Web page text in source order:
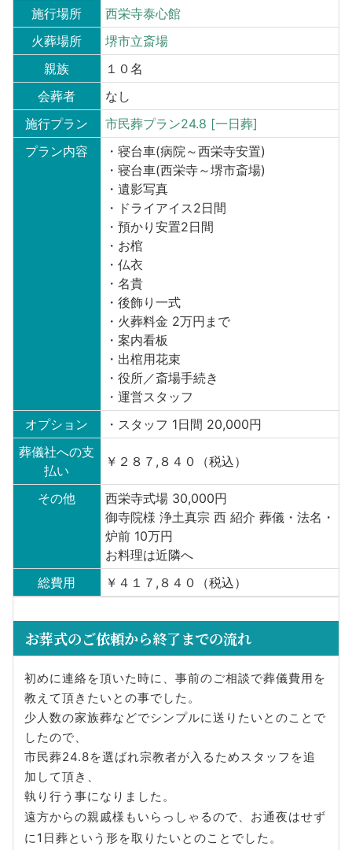
施行場所
西栄寺泰心館
火葬場所
堺市立斎場
親族
１０名
会葬者
なし
施行プラン
市民葬プラン24.8 [一日葬]
プラン内容
・寝台車(病院～西栄寺安置)
・寝台車(西栄寺～堺市斎場)
・遺影写真
・ドライアイス2日間
・預かり安置2日間
・お棺
・仏衣
・名貴
・後飾り一式
・火葬料金 2万円まで
・案内看板
・出棺用花束
・役所／斎場手続き
・運営スタッフ
オプション
・スタッフ 1日間 20,000円
葬儀社への支
払い
￥２８７,８４０（税込）
その他
西栄寺式場 30,000円
御寺院様 浄土真宗 西 紹介 葬儀・法名・
炉前 10万円
お料理は近隣へ
総費用
￥４１７,８４０（税込）
お葬式のご依頼から終了までの流れ
初めに連絡を頂いた時に、事前のご相談で葬儀費用を
教えて頂きたいとの事でした。
少人数の家族葬などでシンプルに送りたいとのことで
したので、
市民葬24.8を選ばれ宗教者が入るためスタッフを追
加して頂き、
執り行う事になりました。
遠方からの親戚様もいらっしゃるので、お通夜はせず
に1日葬という形を取りたいとのことでした。